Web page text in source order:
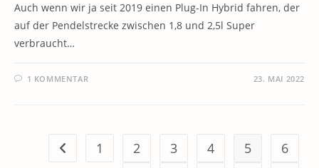
Auch wenn wir ja seit 2019 einen Plug-In Hybrid fahren, der
auf der Pendelstrecke zwischen 1,8 und 2,5l Super
verbraucht…
1 KOMMENTAR 23. MAI 2022
Zur vorherigen Seite
1 2 3 4 5 6